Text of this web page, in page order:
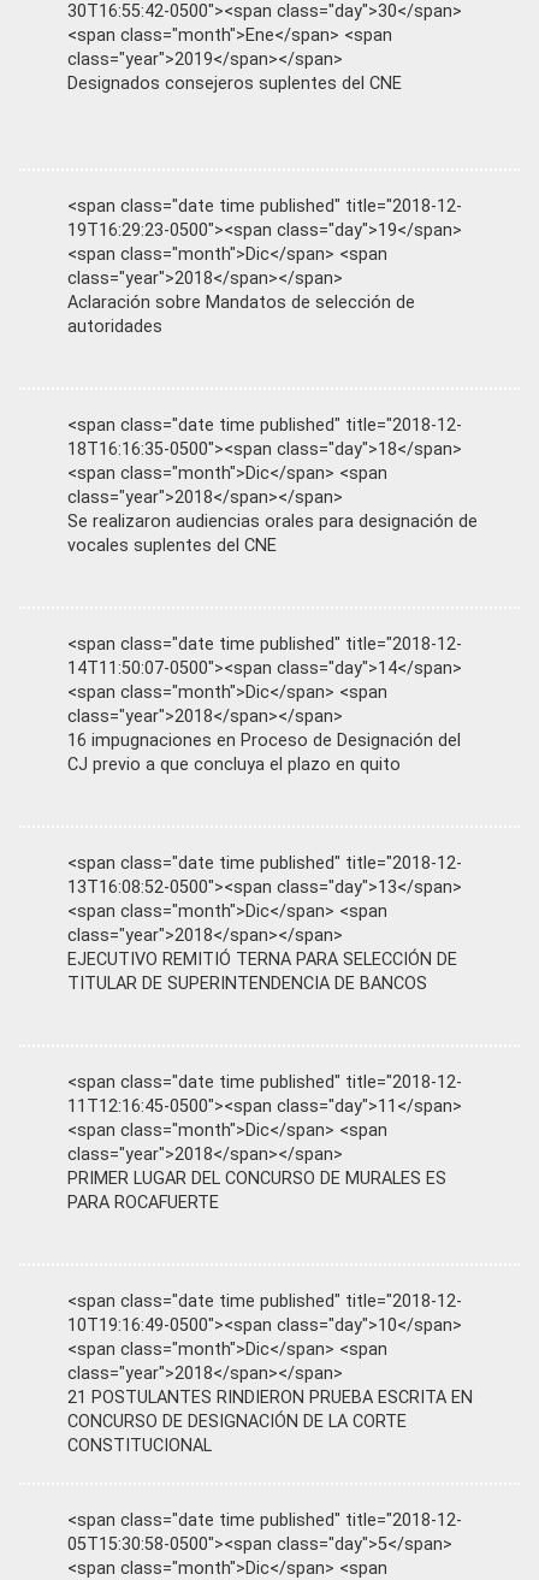
30T16:55:42-0500"><span class="day">30</span>
<span class="month">Ene</span> <span
class="year">2019</span></span>
Designados consejeros suplentes del CNE
<span class="date time published" title="2018-12-
19T16:29:23-0500"><span class="day">19</span>
<span class="month">Dic</span> <span
class="year">2018</span></span>
Aclaración sobre Mandatos de selección de
autoridades
<span class="date time published" title="2018-12-
18T16:16:35-0500"><span class="day">18</span>
<span class="month">Dic</span> <span
class="year">2018</span></span>
Se realizaron audiencias orales para designación de
vocales suplentes del CNE
<span class="date time published" title="2018-12-
14T11:50:07-0500"><span class="day">14</span>
<span class="month">Dic</span> <span
class="year">2018</span></span>
16 impugnaciones en Proceso de Designación del
CJ previo a que concluya el plazo en quito
<span class="date time published" title="2018-12-
13T16:08:52-0500"><span class="day">13</span>
<span class="month">Dic</span> <span
class="year">2018</span></span>
EJECUTIVO REMITIÓ TERNA PARA SELECCIÓN DE
TITULAR DE SUPERINTENDENCIA DE BANCOS
<span class="date time published" title="2018-12-
11T12:16:45-0500"><span class="day">11</span>
<span class="month">Dic</span> <span
class="year">2018</span></span>
PRIMER LUGAR DEL CONCURSO DE MURALES ES
PARA ROCAFUERTE
<span class="date time published" title="2018-12-
10T19:16:49-0500"><span class="day">10</span>
<span class="month">Dic</span> <span
class="year">2018</span></span>
21 POSTULANTES RINDIERON PRUEBA ESCRITA EN
CONCURSO DE DESIGNACIÓN DE LA CORTE
CONSTITUCIONAL
<span class="date time published" title="2018-12-
05T15:30:58-0500"><span class="day">5</span>
<span class="month">Dic</span> <span